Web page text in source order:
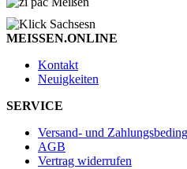
MEISSEN.ONLINE
Kontakt
Neuigkeiten
SERVICE
Versand- und
AGB
Vertrag widerrufen